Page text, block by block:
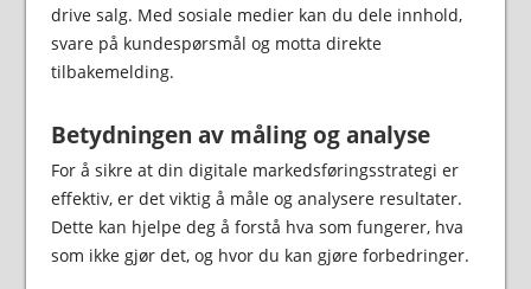
drive salg. Med sosiale medier kan du dele innhold,
svare på kundespørsmål og motta direkte
tilbakemelding.
Betydningen av måling og analyse
For å sikre at din digitale markedsføringsstrategi er
effektiv, er det viktig å måle og analysere resultater.
Dette kan hjelpe deg å forstå hva som fungerer, hva
som ikke gjør det, og hvor du kan gjøre forbedringer.